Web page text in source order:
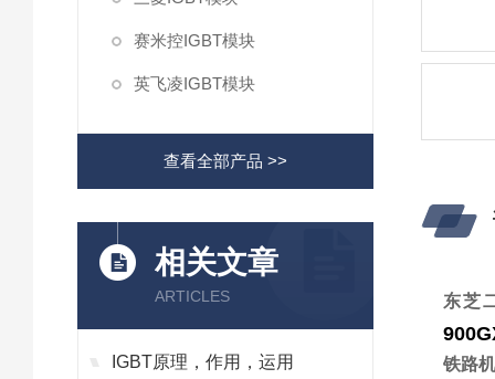
赛米控IGBT模块
英飞凌IGBT模块
查看全部产品 >>
相关文章
ARTICLES
IGBT原理，作用，运用
东芝
铁路